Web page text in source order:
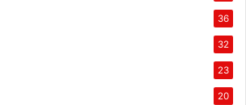
36
32
23
20